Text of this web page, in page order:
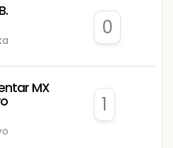
0
MX
1